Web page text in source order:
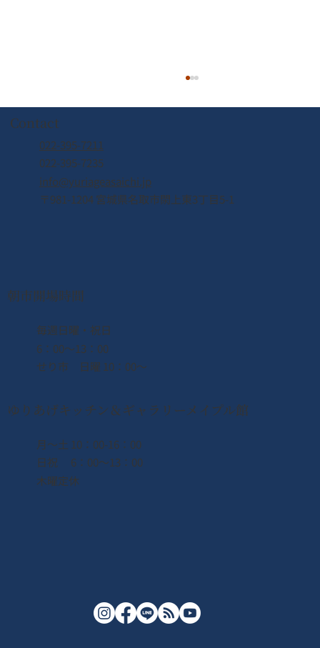
Contact
022-395-7211
022-395-7235
info@yuriageasaichi.jp
〒981-1204 宮城県名取市閖上東3丁目5-1
朝市開場時間
​毎週日曜・祝日
6：00〜13：00
せり市 日曜 10：00〜
ゆりあげキッチン＆ギャラリーメイプル館
月〜土 10：00-16：00
日祝 6：00〜13：00
木曜定休